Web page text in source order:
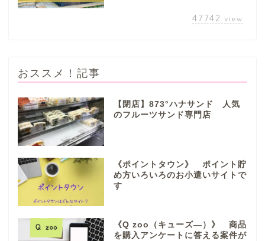
47742 view
おススメ！記事
【閉店】873°ハナサンド 人気
のフルーツサンド専門店
《ポイントタウン》 ポイント貯
め方いろいろのお小遣いサイトで
す
《Q zoo（キューズ―）》 商品
を購入アンケートに答える案件が
ぎふまるけ内の記事と写真
（画像）＆掲載情報につい
岐阜地域